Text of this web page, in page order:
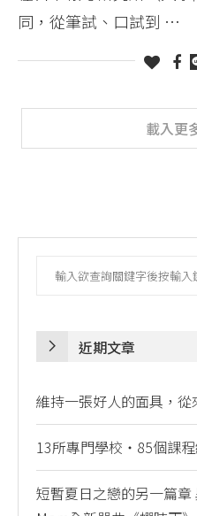
同，從筆試、口試到 …
載入更
近期文章
維持一張好人的面具，從
13所專門學校・85個課
短暫夏日之戀的另一篇